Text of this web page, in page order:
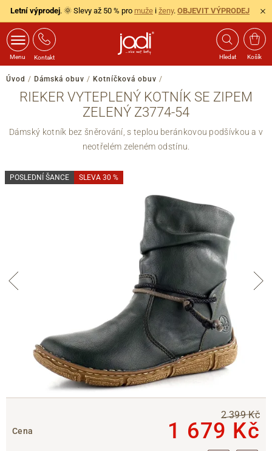
Letní výprodej. 🌞 Slevy až 50 % pro muže i ženy. OBJEVIT VÝPRODEJ
Menu Kontakt Hledat Košík
Úvod / Dámská obuv / Kotníčková obuv /
RIEKER VYTEPLENÝ KOTNÍK SE ZIPEM
ZELENÝ Z3774-54
Dámský kotník bez šněrování, s teplou beránkovou podšívkou a v
neotřelém zeleném odstínu.
POSLEDNÍ ŠANCE SLEVA 30 %
Cena
2 399 Kč
1 679 Kč